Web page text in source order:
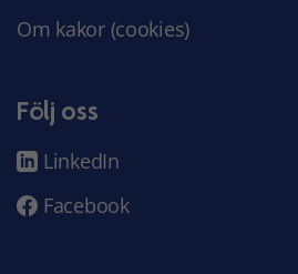
Om kakor (cookies)
Följ oss
LinkedIn
Facebook